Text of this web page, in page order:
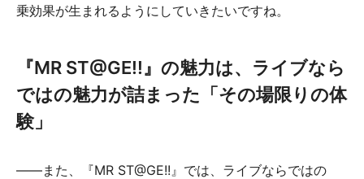
乗効果が生まれるようにしていきたいですね。
『MR ST@GE!!』の魅力は、ライブなら
ではの魅力が詰まった「その場限りの体
験」
――また、『MR ST@GE!!』では、ライブならではの